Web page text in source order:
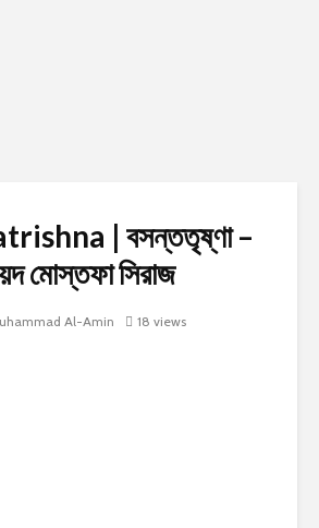
| বসন্ততৃষ্ণা –
মোস্তফা সিরাজ
Al-Amin 18 views